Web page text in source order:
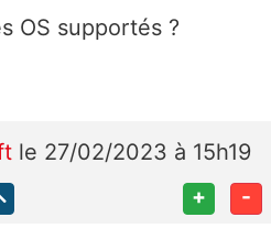
OS supportés ?
le 27/02/2023 à 15h19
+ -